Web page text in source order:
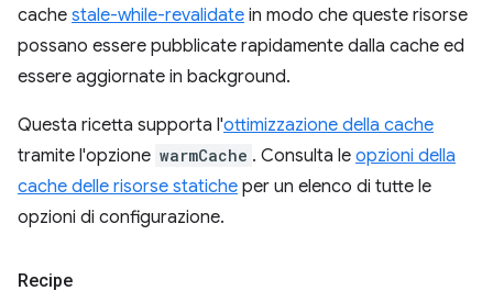
cache stale-while-revalidate in modo che queste risorse
possano essere pubblicate rapidamente dalla cache ed
essere aggiornate in background.
Questa ricetta supporta l'ottimizzazione della cache
tramite l'opzione warmCache . Consulta le opzioni della
cache delle risorse statiche per un elenco di tutte le
opzioni di configurazione.
Recipe